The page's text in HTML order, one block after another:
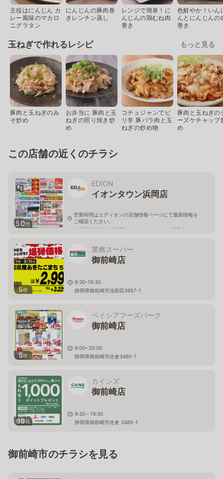
主役はにんじん カ
レー風味のマカロ
ニグラタン
にんじんの豚肉巻
きレンチン蒸し
レンジで簡単！に
んじんの鶏むね肉
巻き
色鮮やか！いん
んとにんじんの
巻き
玉ねぎで作れるレシピ もっと見る
豚肉と玉ねぎのみ
そ炒め
お弁当に 豚肉と玉
ねぎの照り焼き炒
め
コチュジャンでピ
リ辛 豚バラ肉と玉
ねぎの炒め物
豚肉と玉ねぎの
ーズケチャップ
め
この店舗の近くのチラシ
50枚
EDION
イオンタウン浜岡店
営業時間はエディオンの店舗情報ページにて最新情報を
ご確認ください。
静岡県御前崎市池新田5942-1イオンタウン浜岡内
5枚
業務スーパー
御前崎店
9:30-19:30
静岡県御前崎市池新田3957-1
5枚
ベイシアフーズパーク
御前崎店
9:00~20:00
静岡県御前崎市佐倉3480-1
69枚
カインズ
御前崎店
9:30～19:30
静岡県御前崎市佐倉 3485-1
御前崎市のチラシを見る